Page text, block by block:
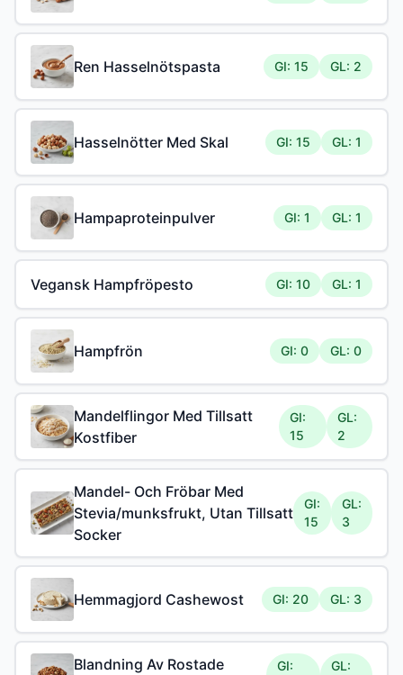
Ren Hasselnötspasta GI: 15 GL: 2
Hasselnötter Med Skal GI: 15 GL: 1
Hampaproteinpulver GI: 1 GL: 1
Vegansk Hampfröpesto GI: 10 GL: 1
Hampfrön GI: 0 GL: 0
Mandelflingor Med Tillsatt
Kostfiber
GI:
15
GL:
2
Mandel- Och Fröbar Med
Stevia/munksfrukt, Utan Tillsatt
Socker
GI:
15
GL:
3
Hemmagjord Cashewost GI: 20 GL: 3
Blandning Av Rostade
GI:
GL: